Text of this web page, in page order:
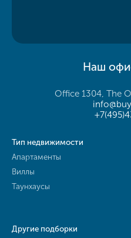
Наш
Office 1304, The
Тип недвижимости
Апартаменты
Виллы
Таунхаусы
Другие подборки